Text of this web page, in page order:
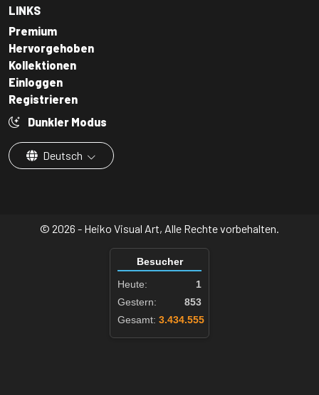
LINKS
Premium
Hervorgehoben
Kollektionen
Einloggen
Registrieren
Dunkler Modus
Deutsch
© 2026 - Heiko Visual Art, Alle Rechte vorbehalten.
Besucher
Heute:
1
Gestern:
853
Gesamt: 3.434.555